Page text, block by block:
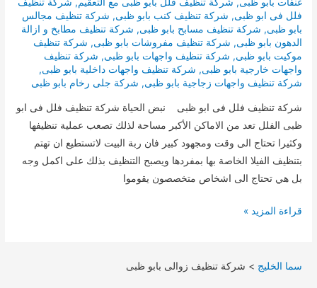
فلل فى ابو ظبى, شركة تنظيف كنب بابو ظبى, شركة تنظيف مجالس
بابو ظبى, شركة تنظيف مسابح بابو ظبى, شركة تنظيف مطابخ و ازالة
الدهون بابو ظبى, شركة تنظيف مفروشات بابو ظبى, شركة تنظيف
موكيت بابو ظبى, شركة تنظيف واجهات بابو ظبى, شركة تنظيف
واجهات خارجية بابو ظبى, شركة تنظيف واجهات داخلية بابو ظبى,
شركة تنظيف واجهات زجاجية بابو ظبى, شركة جلى رخام بابو ظبى
شركة تنظيف فلل فى ابو ظبى نبض الحياة شركة تنظيف فلل فى ابو
ظبى الفلل تعد من الاماكن الأكبر مساحة لذلك تصعب عملية تنظيفها
وكثيرا تحتاج الى وقت ومجهود كبير فان ربة البيت لاتستطيع ان تهتم
بتنظيف الفيلا الخاصة بها بمفردها ويصبح التنظيف بذلك على اكمل وجه
بل هي تحتاج الى اشخاص متخصصون يقوموا
شركة
قراءة المزيد »
سما الخليج > شركة تنظيف زوالى بابو ظبى